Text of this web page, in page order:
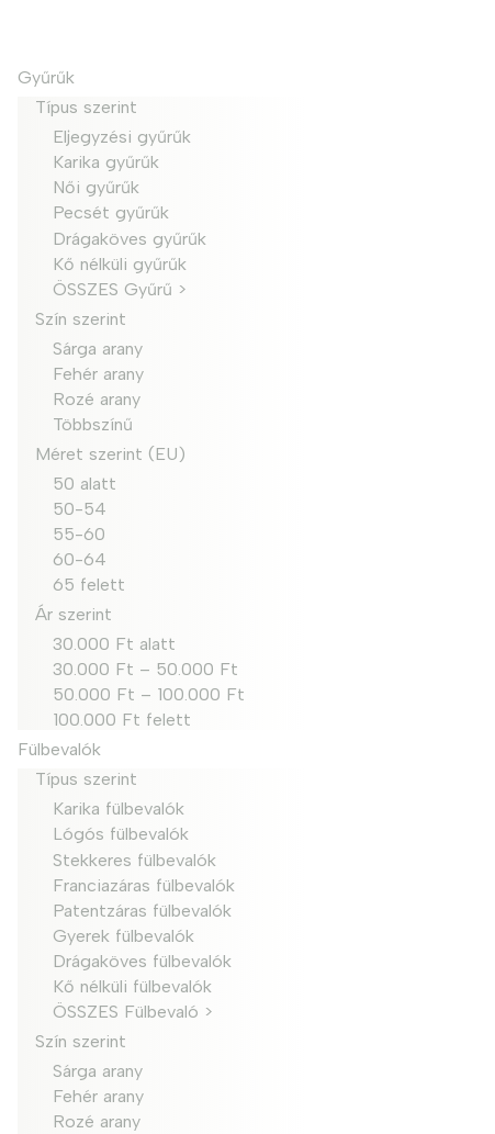
Gyűrűk
Típus szerint
Eljegyzési gyűrűk
Karika gyűrűk
Női gyűrűk
Pecsét gyűrűk
Drágaköves gyűrűk
Kő nélküli gyűrűk
ÖSSZES Gyűrű >
Szín szerint
Sárga arany
Fehér arany
Rozé arany
Többszínű
Méret szerint (EU)
50 alatt
50-54
55-60
60-64
65 felett
Ár szerint
30.000 Ft alatt
30.000 Ft – 50.000 Ft
50.000 Ft – 100.000 Ft
100.000 Ft felett
Fülbevalók
Típus szerint
Karika fülbevalók
Lógós fülbevalók
Stekkeres fülbevalók
Franciazáras fülbevalók
Patentzáras fülbevalók
Gyerek fülbevalók
Drágaköves fülbevalók
Kő nélküli fülbevalók
ÖSSZES Fülbevaló >
Szín szerint
Sárga arany
Fehér arany
Rozé arany